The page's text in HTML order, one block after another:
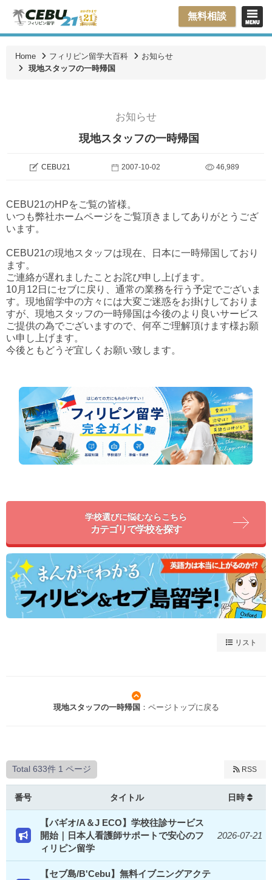
無料相談
Home フィリピン留学大百科
お知らせ
現地スタッフの一時帰国
お知らせ
現地スタッフの一時帰国
CEBU21 2007-10-02 46,989
CEBU21のHPをご覧の皆様。
いつも弊社ホームページをご覧頂きましてありがとうござ
います。
CEBU21の現地スタッフは現在、日本に一時帰国しており
ます。
ご連絡が遅れましたことお詫び申し上げます。
10月12日にセブに戻り、通常の業務を行う予定でございま
す。現地留学中の方々には大変ご迷惑をお掛けしておりま
すが、現地スタッフの一時帰国は今後のより良いサービス
ご提供の為でございますので、何卒ご理解頂けます様お願
い申し上げます。
今後ともどうぞ宜しくお願い致します。
学校選びに悩むならこちら
カテゴリで学校を探す
リスト
現地スタッフの一時帰国 ：ページトップに戻る
Total 633件 1 ページ RSS
番号 タイトル 日時
【バギオ/A＆J ECO】学校往診サービス
開始｜日本人看護師サポートで安心のフ
ィリピン留学
2026-07-21
【セブ島/B'Cebu】無料イブニングアクテ